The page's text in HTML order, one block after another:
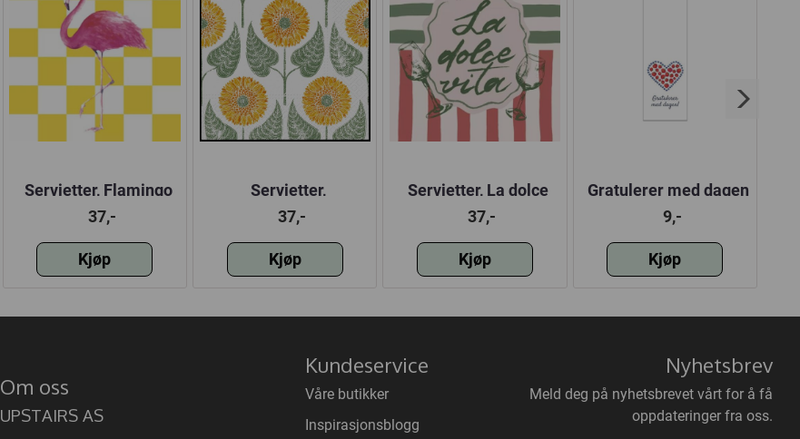
Servietter, Flamingo
tropisk, vanlig
37,-
Kjøp
Servietter,
Solsikkemønster,
vanlig
37,-
Kjøp
Servietter, La dolce
vita, vanlig
37,-
Kjøp
Gratulerer med dagen
| 5x15 cm
9,-
Kjøp
Om oss
UPSTAIRS AS
Kundeservice
Våre butikker
Inspirasjonsblogg
Nyhetsbrev
Meld deg på nyhetsbrevet vårt for å få
oppdateringer fra oss.